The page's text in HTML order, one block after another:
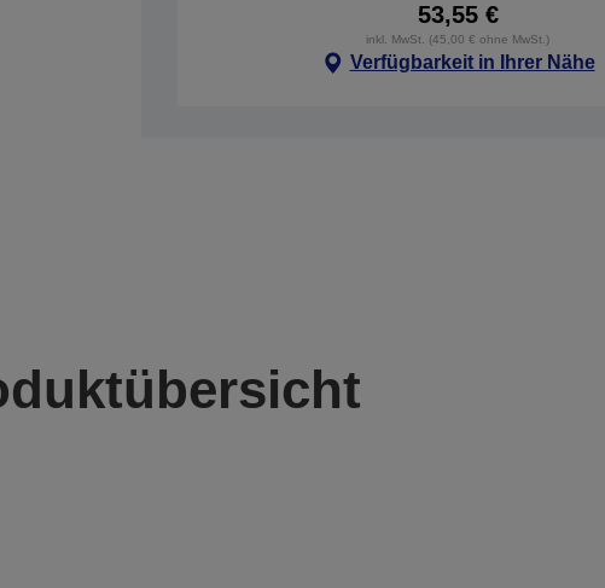
53,55 €
inkl. MwSt. (45,00 € ohne MwSt.)
Verfügbarkeit in Ihrer Nähe